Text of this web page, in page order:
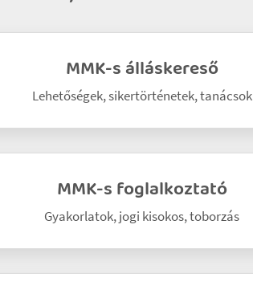
MMK-s álláskereső
Lehetőségek, sikertörténetek, tanácsok
MMK-s foglalkoztató
Gyakorlatok, jogi kisokos, toborzás